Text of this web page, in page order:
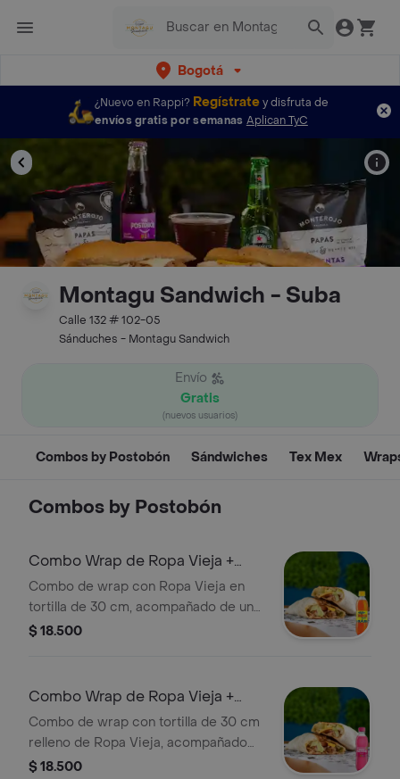
Bogotá
¿Nuevo en Rappi? Regístratey disfruta de
envíos gratis por semanas Aplican TyC
Montagu Sandwich - Suba
Calle 132 # 102-05
Sánduches - Montagu Sandwich
Envío
Gratis
(nuevos usuarios)
Combos by Postobón Sándwiches Tex Mex
Combos by Postobón
Combo Wrap de Ropa Vieja +
Colombiana 250 ml
Combo de wrap con Ropa Vieja en
tortilla de 30 cm, acompañado de una
Colombiana de 250 ml.
$ 18.500
Combo Wrap de Ropa Vieja +
Manzana 250 ml
Combo de wrap con tortilla de 30 cm
relleno de Ropa Vieja, acompañado
de una Manzana Postobón de 250 ml.
$ 18.500